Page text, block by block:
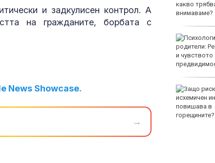
и задкулисен контрол. А
на гражданите, борбата с
News Showcase.
→
хеликоптери тренират
полети под радара
ЧРД